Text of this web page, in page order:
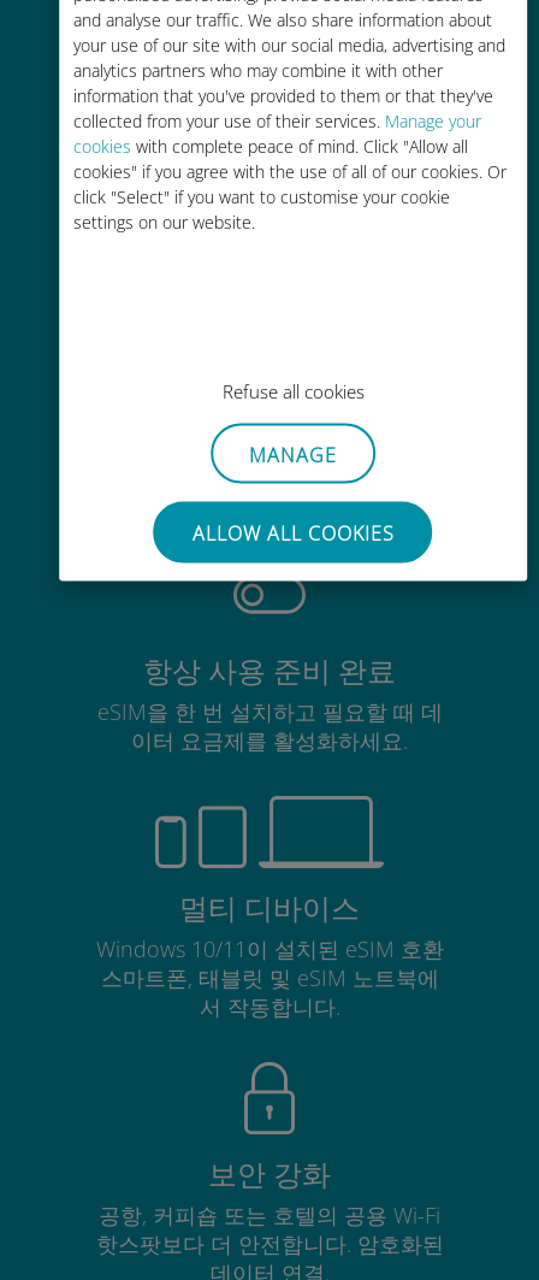
and analyse our traffic. We also share information about
your use of our site with our social media, advertising and
analytics partners who may combine it with other
information that you've provided to them or that they've
collected from your use of their services. Manage your
cookies with complete peace of mind. Click "Allow all
cookies" if you agree with the use of all of our cookies. Or
click "Select" if you want to customise your cookie
settings on our website.
Refuse all cookies
MANAGE
ALLOW ALL COOKIES
90% 저렴합니다.
간편한 충전
Wi-Fi나 남은 데이터가 없어도 Ubigi
간편한
기존 SIM 카드를 제거할 필요가 없습
니다.
항상 사용 준비 완료
eSIM을 한 번 설치하고 필요할 때 데
이터 요금제를 활성화하세요.
멀티 디바이스
Windows 10/11이 설치된 eSIM 호환
스마트폰, 태블릿 및 eSIM 노트북에
서 작동합니다.
보안 강화
공항, 커피숍 또는 호텔의 공용 Wi-Fi
핫스팟보다 더 안전합니다. 암호화된
데이터 연결.